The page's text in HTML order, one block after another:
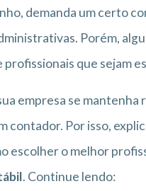
demanda um certo
Porém,
profissionais que sejam
empresa se
contador. Por isso,
escolher o melhor
. Continue lendo: